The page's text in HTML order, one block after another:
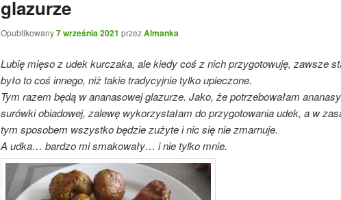
glazurze
Opublikowany7 września 2021 przezAlmanka
Lubię mięso z udek kurczaka, ale kiedy coś z nich przygotowuję, zawsze
było to coś innego, niż takie tradycyjnie tylko upieczone.
Tym razem będą w ananasowej glazurze. Jako, że potrzebowałam
surówki obiadowej, zalewę wykorzystałam do przygotowania udek, a w
tym sposobem wszystko będzie zużyte i nic się nie zmarnuje.
A udka… bardzo mi smakowały… i nie tylko mnie.